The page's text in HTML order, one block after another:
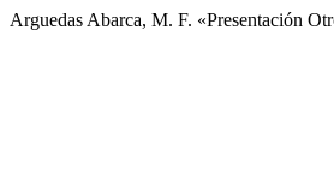
Arguedas Abarca, M. F. «Presentación